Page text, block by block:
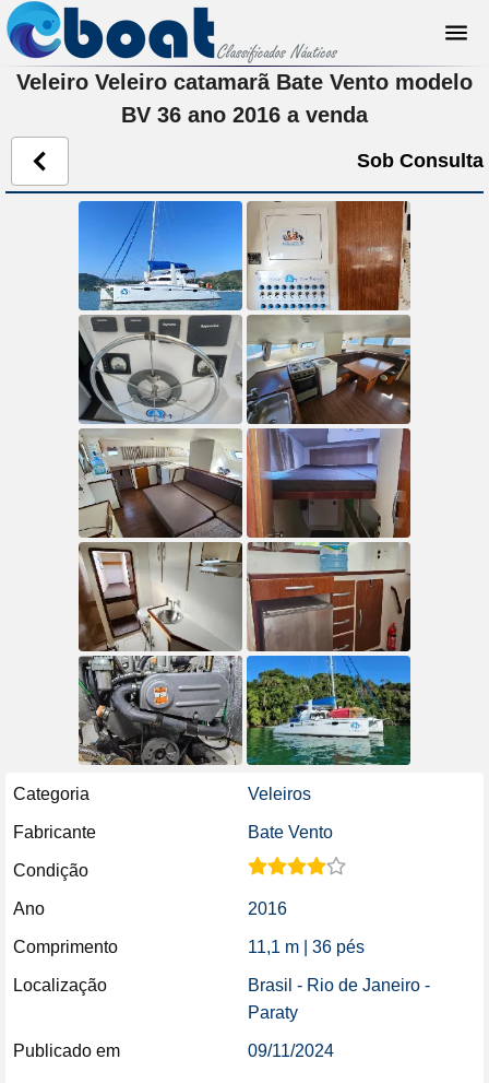
Veleiro Veleiro catamarã Bate Vento modelo
BV 36 ano 2016 a venda
Sob Consulta
Categoria Veleiros
Fabricante Bate Vento
Condição
Ano 2016
Comprimento 11,1 m | 36 pés
Localização
Brasil - Rio de Janeiro -
Paraty
Publicado em 09/11/2024